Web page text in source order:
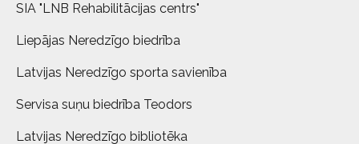
SIA "LNB Rehabilitācijas centrs"
Liepājas Neredzīgo biedrība
Latvijas Neredzīgo sporta savienība
Servisa suņu biedrība Teodors
Latvijas Neredzīgo bibliotēka